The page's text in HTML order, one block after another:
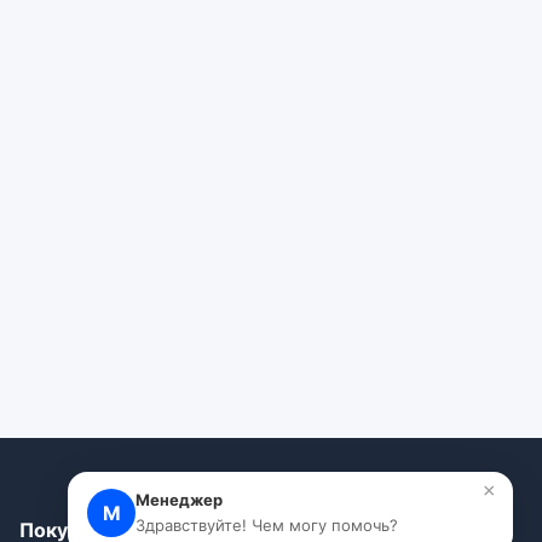
Покупателям
М
Менеджер
Здравствуйте! Чем могу помочь?
×